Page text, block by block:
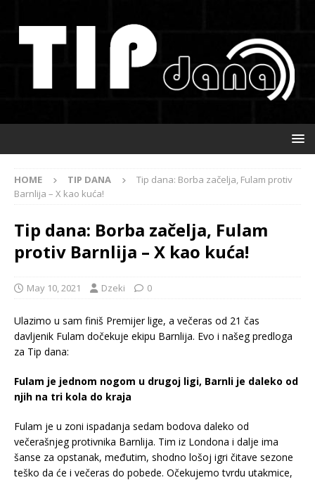
HOME TIP DANA
Tip dana: Borba začelja, Fulam protiv
Barnlija – X kao kuća!
Tip dana: Borba začelja, Fulam
protiv Barnlija – X kao kuća!
May 10, 2021 Dzeki 0
Ulazimo u sam finiš Premijer lige, a večeras od 21 čas
davljenik Fulam dočekuje ekipu Barnlija. Evo i našeg predloga
za Tip dana:
Fulam je jednom nogom u drugoj ligi, Barnli je daleko od
njih na tri kola do kraja
Fulam je u zoni ispadanja sedam bodova daleko od
večerašnjeg protivnika Barnlija. Tim iz Londona i dalje ima
šanse za opstanak, međutim, shodno lošoj igri čitave sezone
teško da će i večeras do pobede. Očekujemo tvrdu utakmice,